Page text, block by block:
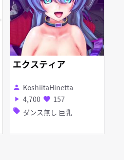
エクスティア
person KoshiitaHinetta
play_arrow 4,700 favorite 157
sell ダンス無し 巨乳